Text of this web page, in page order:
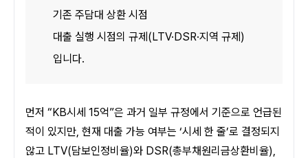
기존 주담대 상환 시점
대출 실행 시점의 규제(LTV·DSR·지역 규제)
입니다.
먼저 “KB시세 15억”은 과거 일부 규정에서 기준으로 언급된
적이 있지만, 현재 대출 가능 여부는 ‘시세 한 줄’로 결정되지
않고 LTV(담보인정비율)와 DSR(총부채원리금상환비율),